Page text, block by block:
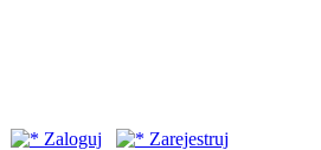
Zaloguj
Zarejestruj